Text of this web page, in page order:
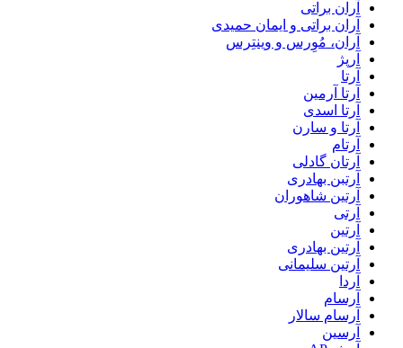
آران براتی
آران براتی و ایمان حمیدی
آران، مُوِرس و وینتِرس
آرپژ
آرتا
آرتا آرمین
آرتا اسدی
آرتا و سارن
آرتام
آرتان گادلی
آرتبن بهادری
آرتين شاهوران
آرتی
آرتین
آرتین بهادری
آرتین سلیمانی
آردا
آرسام
آرسام سالار
آرسین